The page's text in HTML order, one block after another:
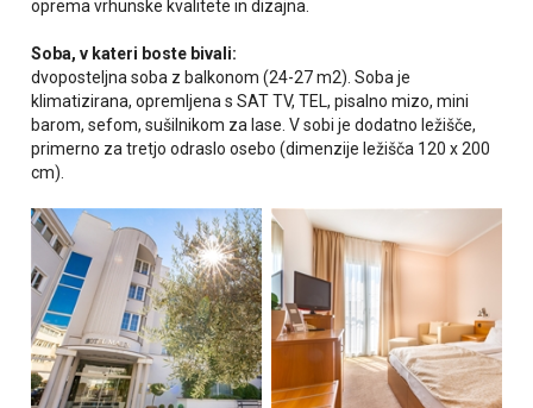
oprema vrhunske kvalitete in dizajna.
Soba, v kateri boste bivali:
dvoposteljna soba z balkonom (24-27 m2). Soba je
klimatizirana, opremljena s SAT TV, TEL, pisalno mizo, mini
barom, sefom, sušilnikom za lase. V sobi je dodatno ležišče,
primerno za tretjo odraslo osebo (dimenzije ležišča 120 x 200
cm).